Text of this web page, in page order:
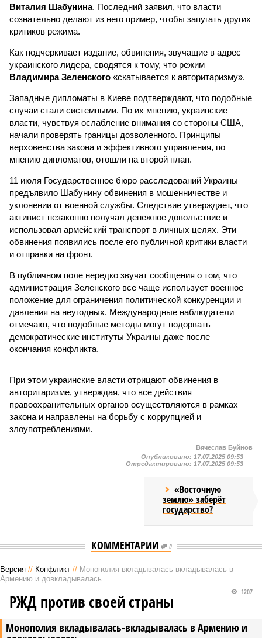
Виталия Шабунина. Последний заявил, что власти
сознательно делают из него пример, чтобы запугать других
критиков режима.
Как подчеркивает издание, обвинения, звучащие в адрес
украинского лидера, сводятся к тому, что режим
Владимира Зеленского «скатывается к авторитаризму».
Западные дипломаты в Киеве подтверждают, что подобные
случаи стали системными. По их мнению, украинские
власти, чувствуя ослабление внимания со стороны США,
начали проверять границы дозволенного. Принципы
верховенства закона и эффективного управления, по
мнению дипломатов, отошли на второй план.
11 июля Государственное бюро расследований Украины
предъявило Шабунину обвинения в мошенничестве и
уклонении от военной службы. Следствие утверждает, что
активист незаконно получал денежное довольствие и
использовал армейский транспорт в личных целях. Эти
обвинения появились после его публичной критики власти
и отправки на фронт.
В публичном поле нередко звучат сообщения о том, что
администрация Зеленского все чаще использует военное
положение для ограничения политической конкуренции и
давления на неугодных. Международные наблюдатели
отмечают, что подобные методы могут подорвать
демократические институты Украины даже после
окончания конфликта.
При этом украинские власти отрицают обвинения в
авторитаризме, утверждая, что все действия
правоохранительных органов осуществляются в рамках
закона и направлены на борьбу с коррупцией и
злоупотреблениями.
Вячеслав Буйнов
Опубликовано: 17.07.2025 09:53
Отредактировано: 17.07.2025 09:53
«Восточную
землю» заберёт
государство?
КОММЕНТАРИИ 0
Версия // Конфликт // Монополия вкладывалась-вкладывалась в
Армению и довкладывалась
Монополия вкладывалась-вкладывалась в Армению и
1207
РЖД против своей страны